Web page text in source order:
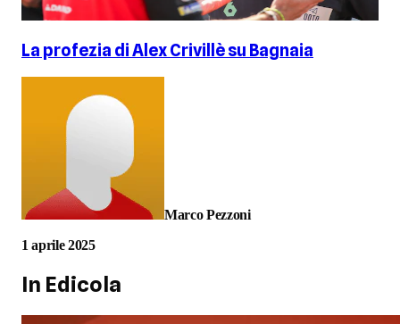
La profezia di Alex Crivillè su Bagnaia
Marco Pezzoni
1 aprile 2025
In Edicola